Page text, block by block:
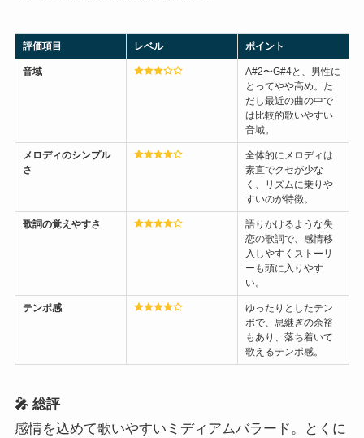
評価項目 レベル ポイント
音域
A#2〜G#4と、男性に
とってやや高め。た
だし最近の曲の中で
は比較的歌いやすい
音域。
メロディのシンプル
さ
全体的にメロディは
素直でクセが少な
く、リズムに乗りや
すいのが特徴。
歌詞の覚えやすさ
語りかけるような失
恋の歌詞で、感情移
入しやすくストーリ
ーも頭に入りやす
い。
テンポ感
ゆったりとしたテン
ポで、息継ぎの余裕
もあり、落ち着いて
歌えるテンポ感。
🎤 総評
感情を込めて歌いやすいミディアムバラード。とくに